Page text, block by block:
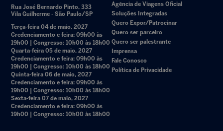
Rua José Bernardo Pinto, 333
Vila Guilherme - São Paulo/SP
Terça-feira 04 de maio, 2027
Credenciamento e feira: 09h00 às
19h00 | Congresso: 10h00 às 18h00
Quarta-feira 05 de maio, 2027
Credenciamento e feira: 09h00 às
19h00 | Congresso: 10h00 às 18h00
Quinta-feira 06 de maio, 2027
Credenciamento e feira: 09h00 às
19h00 | Congresso: 10h00 às 18h00
Sexta-feira 07 de maio, 2027
Credenciamento e feira: 09h00 às
19h00 | Congresso: 10h00 às 18h00
Agência de Viagens Oficial
Soluções Integradas
Quero Expor/Patrocinar
Quero ser parceiro
Quero ser palestrante
Imprensa
Fale Conosco
Política de Privacidade